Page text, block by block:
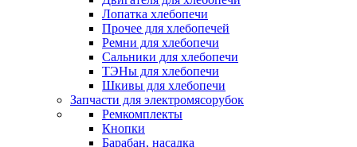
Лопатка хлебопечи
Прочее для хлебопечей
Ремни для хлебопечи
Сальники для хлебопечи
ТЭНы для хлебопечи
Шкивы для хлебопечи
Запчасти для электромясорубок
Ремкомплекты
Кнопки
Барабан, насадка